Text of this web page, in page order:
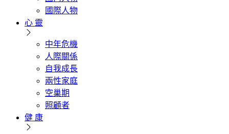
國際人物
心 靈
中年危機
人際關係
自我成長
兩性家庭
空巢期
照顧者
健 康